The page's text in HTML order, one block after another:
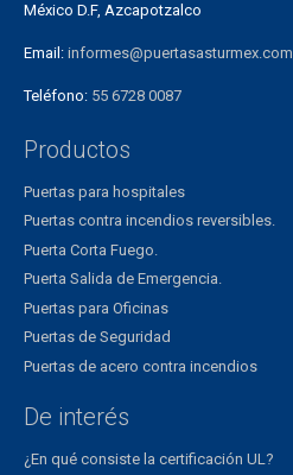
México D.F, Azcapotzalco
Email: informes@puertasasturmex.com
Teléfono: 55 6728 0087
Productos
Puertas para hospitales
Puertas contra incendios reversibles.
Puerta Corta Fuego.
Puerta Salida de Emergencia.
Puertas para Oficinas
Puertas de Seguridad
Puertas de acero contra incendios
De interés
¿En qué consiste la certificación UL?